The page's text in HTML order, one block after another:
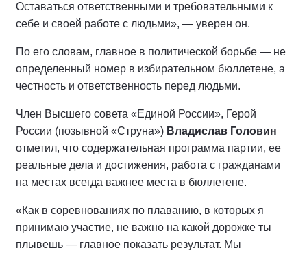
Оставаться ответственными и требовательными к
себе и своей работе с людьми», — уверен он.
По его словам, главное в политической борьбе — не
определенный номер в избирательном бюллетене, а
честность и ответственность перед людьми.
Член Высшего совета «Единой России», Герой
России (позывной «Струна») Владислав Головин
отметил, что содержательная программа партии, ее
реальные дела и достижения, работа с гражданами
на местах всегда важнее места в бюллетене.
«Как в соревнованиях по плаванию, в которых я
принимаю участие, не важно на какой дорожке ты
плывешь — главное показать результат. Мы